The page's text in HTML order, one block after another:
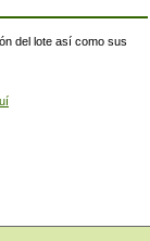
del lote así como sus